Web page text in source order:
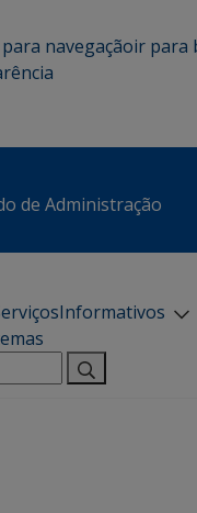
navegaçãoir para
de Administração
Informativos